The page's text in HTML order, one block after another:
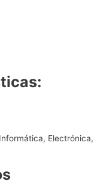
Electrónica,